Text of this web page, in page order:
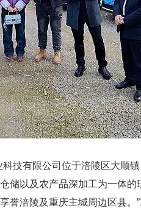
技有限公司位于涪陵区大顺镇
储以及农产品深加工为一体
誉涪陵及重庆主城周边区县。